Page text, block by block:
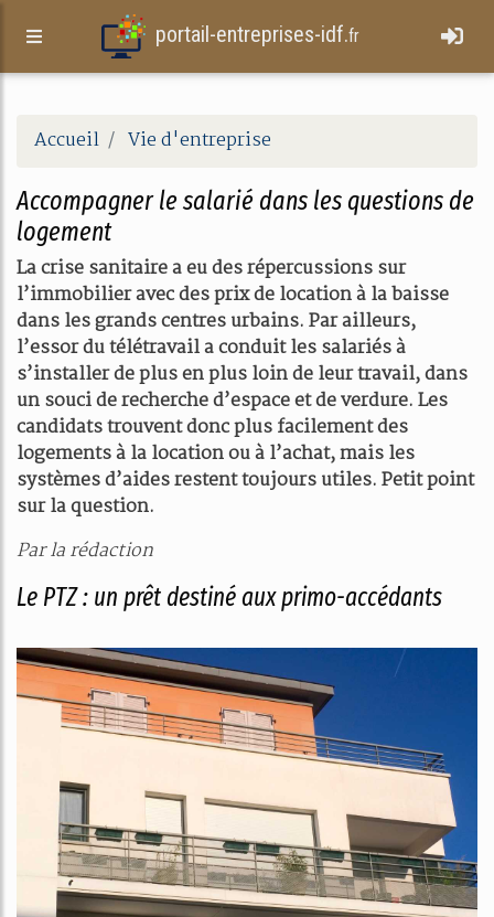
portail-entreprises-idf.fr
Accueil Vie d'entreprise
Accompagner le salarié dans les questions de
logement
La crise sanitaire a eu des répercussions sur
l’immobilier avec des prix de location à la baisse
dans les grands centres urbains. Par ailleurs,
l’essor du télétravail a conduit les salariés à
s’installer de plus en plus loin de leur travail, dans
un souci de recherche d’espace et de verdure. Les
candidats trouvent donc plus facilement des
logements à la location ou à l’achat, mais les
systèmes d’aides restent toujours utiles. Petit point
sur la question.
Par la rédaction
Le PTZ : un prêt destiné aux primo-accédants